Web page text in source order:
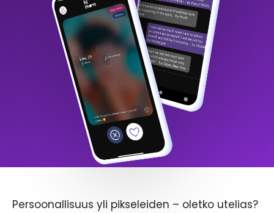
Persoonallisuus yli pikseleiden – oletko utelias?